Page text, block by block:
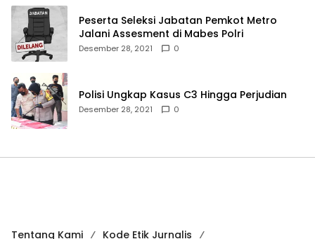
Peserta Seleksi Jabatan Pemkot Metro
Jalani Assesment di Mabes Polri
Desember 28, 2021 0
Polisi Ungkap Kasus C3 Hingga Perjudian
Desember 28, 2021 0
Tentang Kami Kode Etik Jurnalis